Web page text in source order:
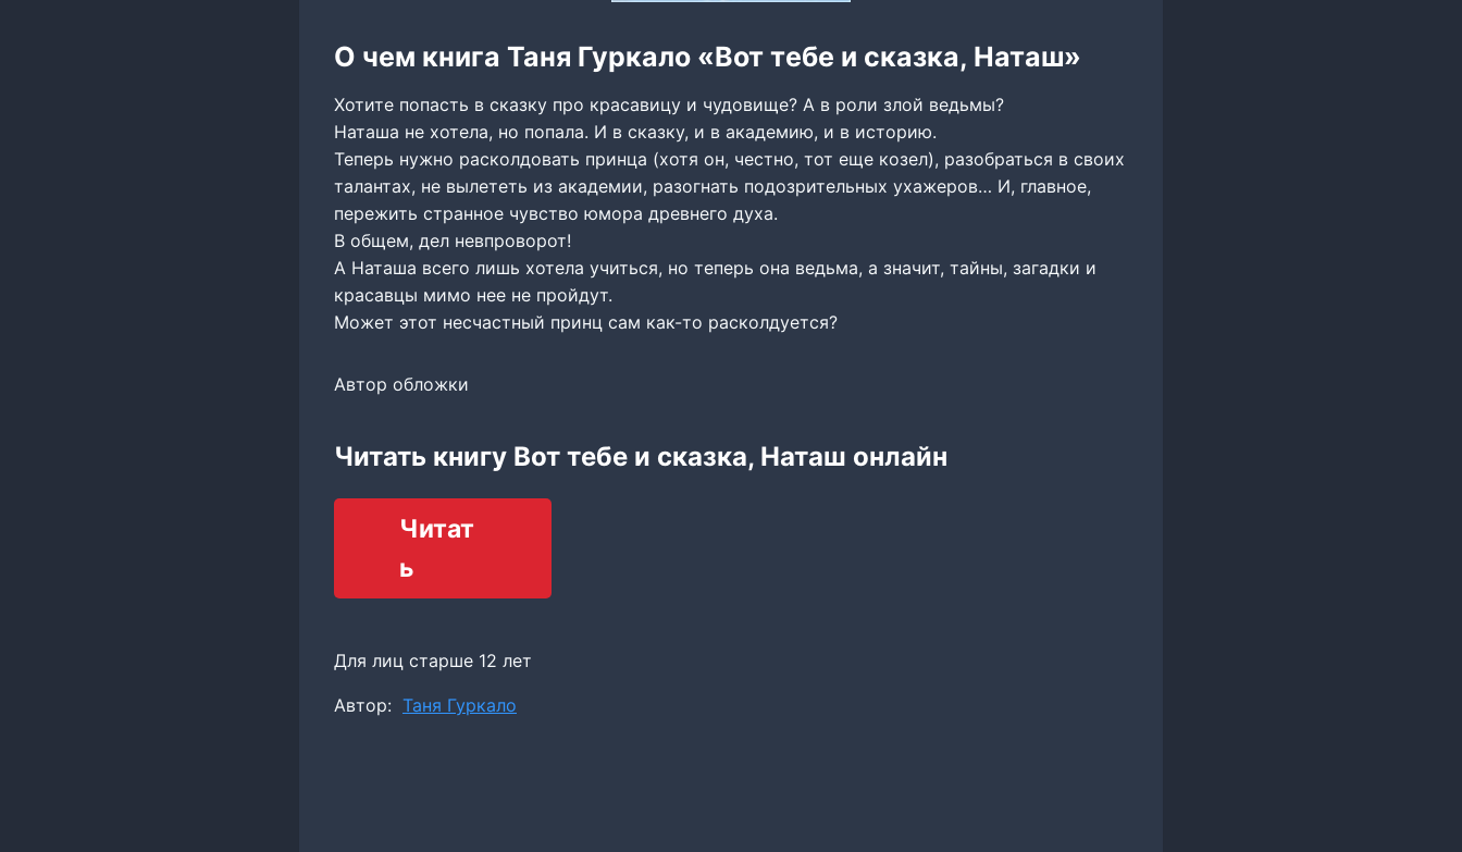
О чем книга Таня Гуркало «Вот тебе и сказка, Наташ»
Хотите попасть в сказку про красавицу и чудовище? А в роли злой ведьмы?
Наташа не хотела, но попала. И в сказку, и в академию, и в историю.
Теперь нужно расколдовать принца (хотя он, честно, тот еще козел), разобраться в своих
талантах, не вылететь из академии, разогнать подозрительных ухажеров… И, главное,
пережить странное чувство юмора древнего духа.
В общем, дел невпроворот!
А Наташа всего лишь хотела учиться, но теперь она ведьма, а значит, тайны, загадки и
красавцы мимо нее не пройдут.
Может этот несчастный принц сам как-то расколдуется?
Автор обложки
Читать книгу Вот тебе и сказка, Наташ онлайн
Читат
ь
Для лиц старше 12 лет
Метки
Автор: Таня Гуркало